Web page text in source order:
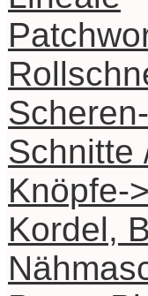
Schnitte
Knöpfe->
Kordel,